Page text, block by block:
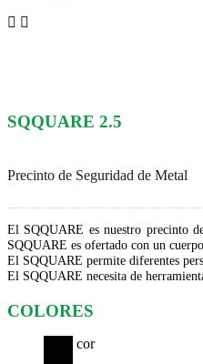
SQQUARE 2.5
Precinto de Seguridad de Metal
El SQQUARE es nuestro precinto
SQQUARE es ofertado con un
El SQQUARE permite diferentes
El SQQUARE necesita de
COLORES
cor